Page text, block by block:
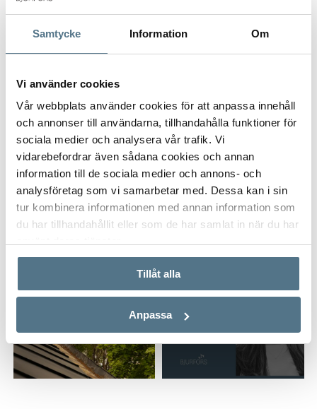
Samtycke Information Om
Vi använder cookies
Vår webbplats använder cookies för att anpassa innehåll
och annonser till användarna, tillhandahålla funktioner för
sociala medier och analysera vår trafik. Vi
vidarebefordrar även sådana cookies och annan
information till de sociala medier och annons- och
analysföretag som vi samarbetar med. Dessa kan i sin
tur kombinera informationen med annan information som
du har tillhandahållit eller som de har samlat in när du har
Tillåt alla
Anpassa
Ange ditt postnummer (5 siffror utan mellanslag)